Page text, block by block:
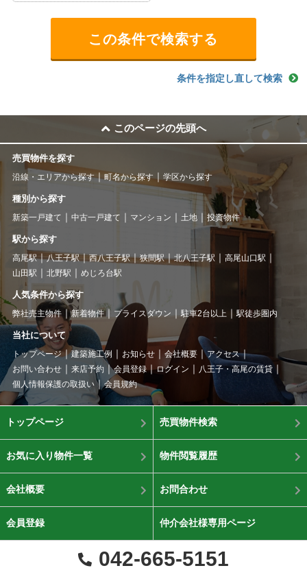
条件を指定し直して検索
このページの先頭へ
売買物件を探す
沿線・エリアから探す 町名から探す 学区から探す
種別から探す
新築一戸建て 中古一戸建て マンション 土地 投資物件
駅から探す
高尾駅 八王子駅 西八王子駅 狭間駅 北八王子駅
高尾山口駅
山田駅
北野駅 めじろ台駅
人気条件から探す
弊社売主物件 新着物件 プライスダウン 駐車2台以上 駅徒歩圏内
当社について
トップページ 建築施工例 お知らせ 会社概要
アクセス
お問い合わせ
来店予約 会員登録 ログイン
八王子・高尾の賃貸
個人情報保護の取扱い
会員規約
トップページ 売買物件検索
お気に入り物件一覧 物件閲覧履歴
会社概要 お問合わせ
会員登録 仲介会社様専用ページ
042-665-5151